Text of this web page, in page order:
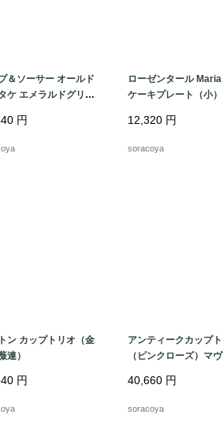
＆ソーサー オールド
ケ エメラルドグリー
円
ローゼンタール
ケーキプレート（小）
12,320円
soracoya
ン カップトリオ（金
連）
円
アンティークカップ
（ピンクローズ）マ
40,660円
soracoya